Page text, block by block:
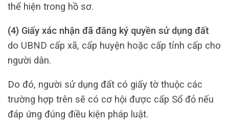
thể hiện trong hồ sơ.
(4) Giấy xác nhận đã đăng ký quyền sử dụng đất
do UBND cấp xã, cấp huyện hoặc cấp tỉnh cấp cho
người dân.
Do đó, người sử dụng đất có giấy tờ thuộc các
trường hợp trên sẽ có cơ hội được cấp Sổ đỏ nếu
đáp ứng đúng điều kiện pháp luật.